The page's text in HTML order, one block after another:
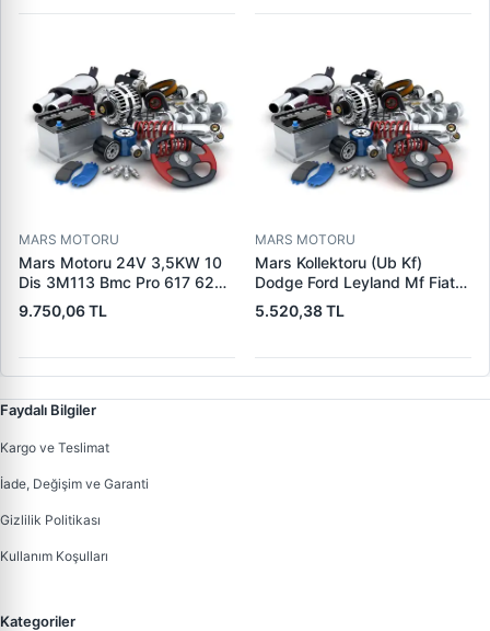
5L8Z11000AC) | PARS PRS-
MARS MOTORU
Mars Motoru 24V 3,5KW 10
Dis 3M113 Bmc Pro 617 620
(619 240 36 619 240 46
Yerine) | LUCAS 619 241 46
9.750,06 TL
MARS MOTORU
Mars Kollektoru (Ub Kf)
Dodge Ford Leyland Mf Fiat
Trans | MAKO 72313941 |
OEM 72313941
5.520,38 TL
Faydalı Bilgiler
Kargo ve Teslimat
İade, Değişim ve Garanti
Gizlilik Politikası
Kullanım Koşulları
Kategoriler